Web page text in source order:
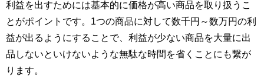
利益を出すためには基本的に価格が高い商品を取り扱うこ
とがポイントです。1つの商品に対して数千円～数万円の利
益が出るようにすることで、利益が少ない商品を大量に出
品しないといけないような無駄な時間を省くことにも繋が
ります。